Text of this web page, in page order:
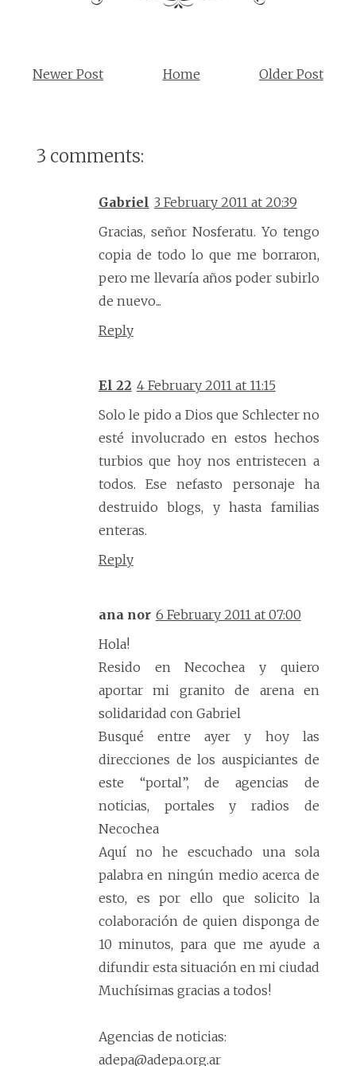
Newer Post Older Post
Home
3 comments:
Gabriel 3 February 2011 at 20:39
Gracias, señor Nosferatu. Yo tengo
copia de todo lo que me borraron,
pero me llevaría años poder subirlo
de nuevo...
Reply
El 22 4 February 2011 at 11:15
Solo le pido a Dios que Schlecter no
esté involucrado en estos hechos
turbios que hoy nos entristecen a
todos. Ese nefasto personaje ha
destruido blogs, y hasta familias
enteras.
Reply
ana nor 6 February 2011 at 07:00
Hola!
Resido en Necochea y quiero
aportar mi granito de arena en
solidaridad con Gabriel
Busqué entre ayer y hoy las
direcciones de los auspiciantes de
este “portal”, de agencias de
noticias, portales y radios de
Necochea
Aquí no he escuchado una sola
palabra en ningún medio acerca de
esto, es por ello que solicito la
colaboración de quien disponga de
10 minutos, para que me ayude a
difundir esta situación en mi ciudad
Muchísimas gracias a todos!
Agencias de noticias:
adepa@adepa.org.ar